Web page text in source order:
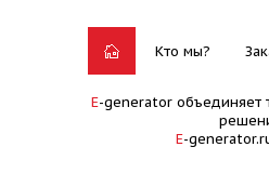
Кто мы?
E-generator объединяет
E-